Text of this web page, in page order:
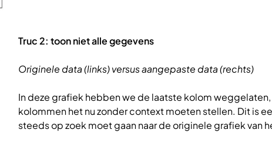
Truc 2: toon niet alle gegevens
Originele data (links) versus aangepaste data (rechts)
In deze grafiek hebben we de laatste kolom
kolommen het nu zonder context moeten stellen. Dit is
steeds op zoek moet gaan naar de originele grafiek van